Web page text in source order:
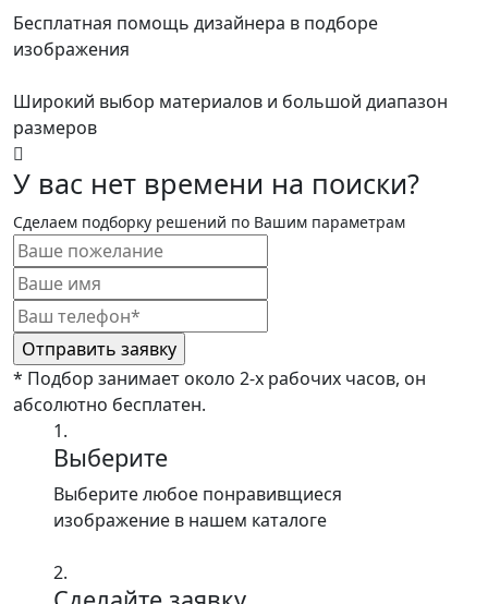
Бесплатная помощь дизайнера в подборе
изображения
Широкий выбор материалов и большой диапазон
размеров
У вас нет времени на поиски?
Сделаем подборку решений по Вашим параметрам
* Подбор занимает около 2-х рабочих часов, он
абсолютно бесплатен.
1.
Выберите
Выберите любое понравивщиеся
изображение в нашем каталоге
2.